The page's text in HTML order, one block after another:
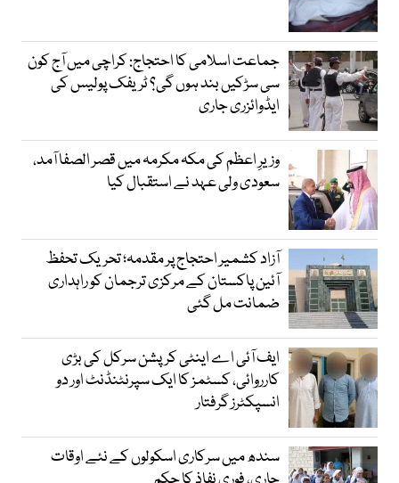
جماعت اسلامی کا احتجاج: کراچی میں آج کون
سی سڑکیں بند ہوں گی؟ ٹریفک پولیس کی
ایڈوائزری جاری
وزیرِ اعظم کی مکہ مکرمہ میں قصر الصفا آمد،
سعودی ولی عہد نے استقبال کیا
آزاد کشمیر احتجاج پر مقدمہ؛ تحریک تحفظ
آئین پاکستان کے مرکزی ترجمان کو راہداری
ضمانت مل گئی
ایف آئی اے اینٹی کرپشن سرکل کی بڑی
کارروائی، کسٹمز کا ایک سپرنٹنڈنٹ اور دو
انسپکٹرز گرفتار
سندھ میں سرکاری اسکولوں کے نئے اوقات